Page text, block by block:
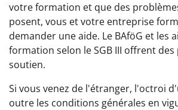
votre formation et que des
posent, vous et votre entreprise
demander une aide. Le BAföG et les
formation selon le SGB III offrent
soutien.
Si vous venez de l'étranger, l'octroi
outre les conditions générales en